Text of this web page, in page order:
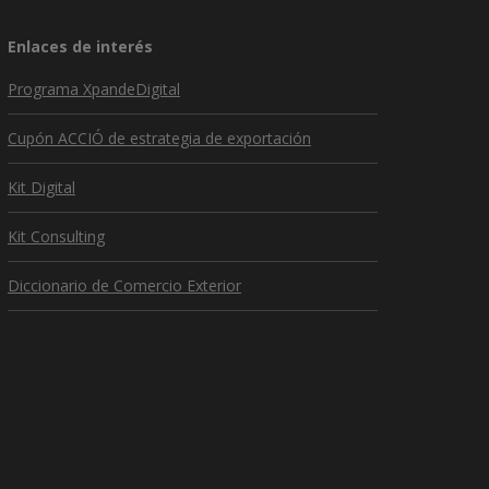
Enlaces de interés
Programa XpandeDigital
Cupón ACCIÓ de estrategia de exportación
Kit Digital
Kit Consulting
Diccionario de Comercio Exterior